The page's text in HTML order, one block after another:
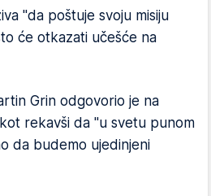
"da poštuje svoju misiju
će otkazati učešće na
Grin odgovorio je na
rekavši da "u svetu punom
da budemo ujedinjeni